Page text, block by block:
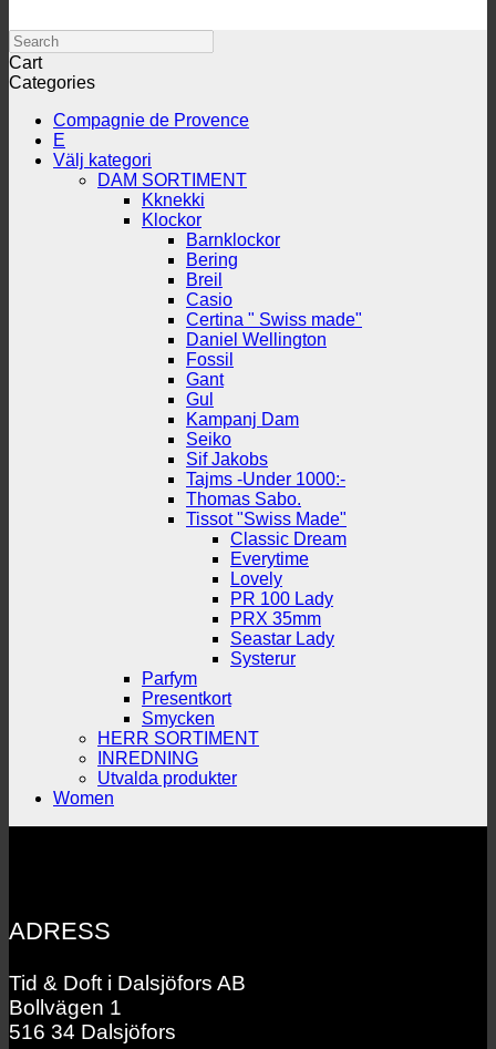
Search
Cart
Categories
Compagnie de Provence
E
Välj kategori
DAM SORTIMENT
Kknekki
Klockor
Barnklockor
Bering
Breil
Casio
Certina " Swiss made"
Daniel Wellington
Fossil
Gant
Gul
Kampanj Dam
Seiko
Sif Jakobs
Tajms -Under 1000:-
Thomas Sabo.
Tissot "Swiss Made"
Classic Dream
Everytime
Lovely
PR 100 Lady
PRX 35mm
Seastar Lady
Systerur
Parfym
Presentkort
Smycken
HERR SORTIMENT
INREDNING
Utvalda produkter
Women
ADRESS
Tid & Doft i Dalsjöfors AB
Bollvägen 1
516 34 Dalsjöfors